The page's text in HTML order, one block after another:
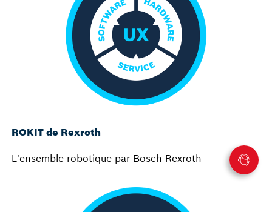
ROKIT de Rexroth
L'ensemble robotique par Bosch Rexroth